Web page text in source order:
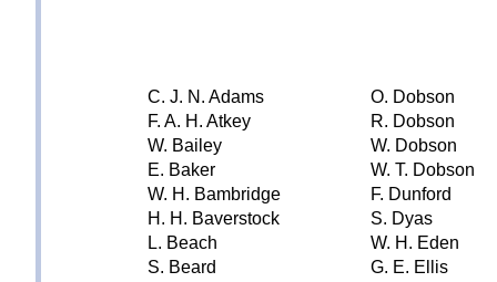
C. J. N. Adams
O. Dobson
F. A. H. Atkey
R. Dobson
W. Bailey
W. Dobson
E. Baker
W. T. Dobson
W. H. Bambridge
F. Dunford
H. H. Baverstock
S. Dyas
L. Beach
W. H. Eden
S. Beard
G. E. Ellis